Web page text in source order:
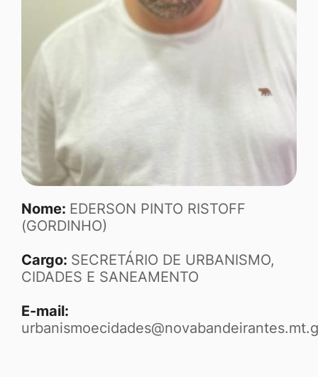
Nome: EDERSON PINTO RISTOFF
(GORDINHO)
Cargo: SECRETÁRIO DE URBANISMO,
CIDADES E SANEAMENTO
E-mail: